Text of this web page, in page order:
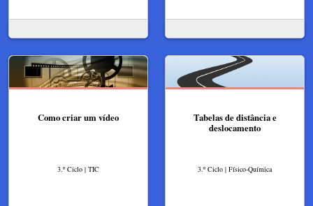
Como criar um vídeo
3.º Ciclo | TIC
Tabelas de distância e
deslocamento
3.º Ciclo | Físico-Química